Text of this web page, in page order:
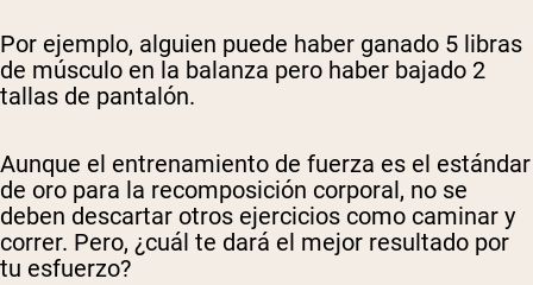
Por ejemplo, alguien puede haber ganado 5 libras
de músculo en la balanza pero haber bajado 2
tallas de pantalón.
Aunque el entrenamiento de fuerza es el estándar
de oro para la recomposición corporal, no se
deben descartar otros ejercicios como caminar y
correr. Pero, ¿cuál te dará el mejor resultado por
tu esfuerzo?